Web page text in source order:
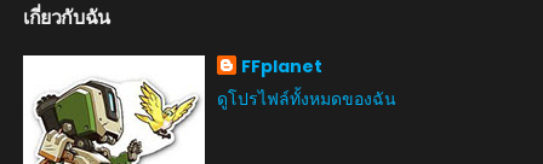
เกี่ยวกับฉัน
FFplanet
ดูโปรไฟล์ทั้งหมดของฉัน